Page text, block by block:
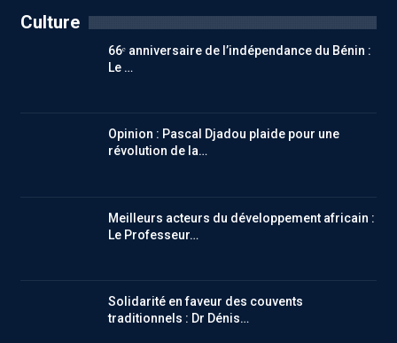
Culture
66ᵉ anniversaire de l’indépendance du Bénin :
Le …
Opinion : Pascal Djadou plaide pour une
révolution de la…
Meilleurs acteurs du développement africain :
Le Professeur…
Solidarité en faveur des couvents
traditionnels : Dr Dénis…